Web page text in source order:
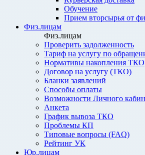
Обучение
Прием вторсырья от
Физ.лицам
Физ.лицам
Проверить задолженность
Тариф на услугу по
Нормативы накопления ТКО
Договор на услугу (ТКО)
Бланки заявлений
Способы оплаты
Возможности Личного
Анкета
График вывоза ТКО
Проблемы КП
Типовые вопросы (FAQ)
Рейтинг УК
Юр.лицам